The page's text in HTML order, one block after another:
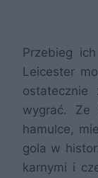
Przebieg
Leicester
ostatecznie
wygrać. Ze
hamulce,
gola w
karnymi i